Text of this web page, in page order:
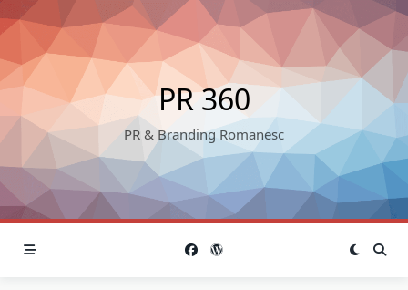
Skip
to
content
PR 360
PR & Branding Romanesc